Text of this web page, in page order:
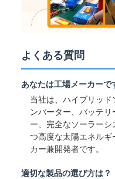
よくある質問
あなたは工場メーカーで
当社は、ハイブリッ
ンバーター、バッテ
ー、完全なソーラー
つ高度な太陽エネル
カー兼開発者です。
適切な製品の選び方は？